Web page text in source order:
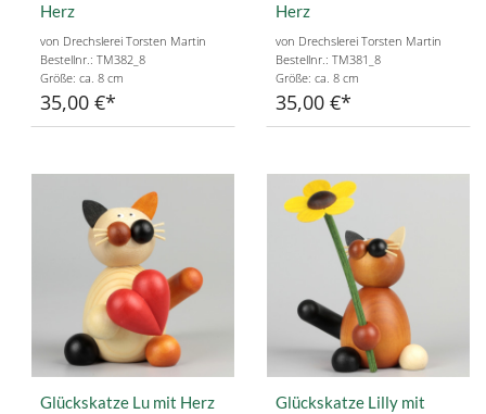
Herz
von Drechslerei Torsten Martin
Bestellnr.: TM382_8
Größe: ca. 8 cm
35,00 €
Herz
von Drechslerei Torsten Martin
Bestellnr.: TM381_8
Größe: ca. 8 cm
35,00 €
Glückskatze Lu mit Herz
Glückskatze Lilly mit